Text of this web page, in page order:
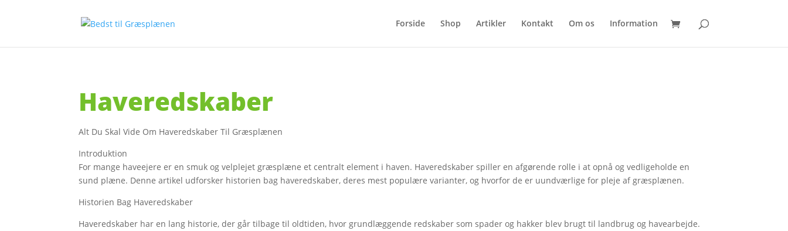
Forside Shop Artikler Kontakt Om os Information
Haveredskaber
Alt Du Skal Vide Om Haveredskaber Til Græsplænen
Introduktion
For mange haveejere er en smuk og velplejet græsplæne et centralt element i haven. Haveredskaber spiller en afgørende rolle i at opnå og vedligeholde en
sund plæne. Denne artikel udforsker historien bag haveredskaber, deres mest populære varianter, og hvorfor de er uundværlige for pleje af græsplænen.
Historien Bag Haveredskaber
Haveredskaber har en lang historie, der går tilbage til oldtiden, hvor grundlæggende redskaber som spader og hakker blev brugt til landbrug og havearbejde.